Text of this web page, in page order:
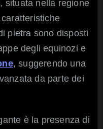
situata nella regione
pietra sono disposti
degli equinozi e
, suggerendo una
da parte dei
è la presenza di